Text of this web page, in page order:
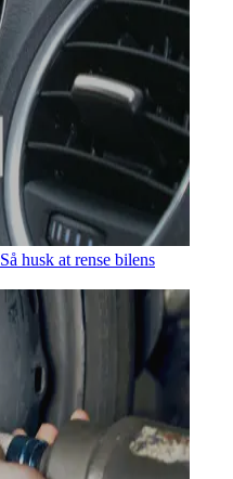
husk at rense bilens